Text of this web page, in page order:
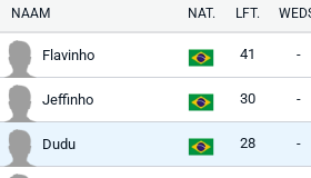
NAAM NAT. LFT.
Flavinho 41 -
Jeffinho 30 -
Dudu 28 -